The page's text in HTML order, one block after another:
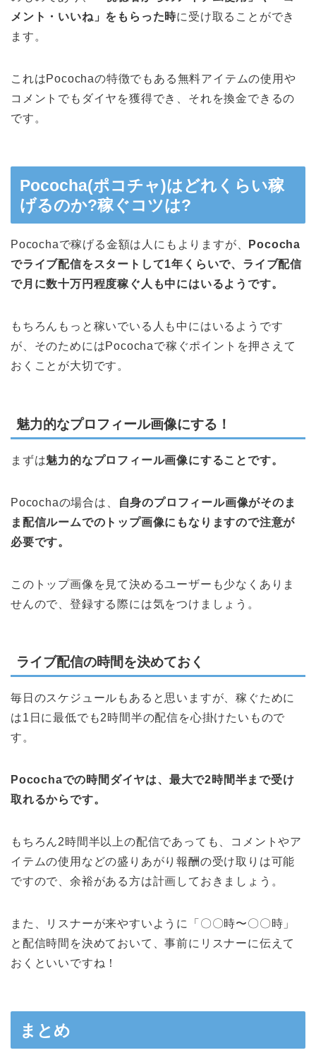
メント・いいね」をもらった時に受け取ることができ
ます。
これはPocochaの特徴でもある無料アイテムの使用や
コメントでもダイヤを獲得でき、それを換金できるの
です。
Pococha(ポコチャ)はどれくらい稼
げるのか?稼ぐコツは?
Pocochaで稼げる金額は人にもよりますが、
Pococha
でライブ配信をスタートして1年くらいで、ライブ配信
で月に数十万円程度稼ぐ人も中にはいるようです。
もちろんもっと稼いでいる人も中にはいるようです
が、そのためにはPocochaで稼ぐポイントを押さえて
おくことが大切です。
魅力的なプロフィール画像にする！
まずは魅力的なプロフィール画像にすることです。
Pocochaの場合は、
自身のプロフィール画像がそのま
ま配信ルームでのトップ画像にもなりますので注意が
必要です。
このトップ画像を見て決めるユーザーも少なくありま
せんので、登録する際には気をつけましょう。
ライブ配信の時間を決めておく
毎日のスケジュールもあると思いますが、稼ぐために
は1日に最低でも2時間半の配信を心掛けたいもので
す。
Pocochaでの時間ダイヤは、最大で2時間半まで受け
取れるからです。
もちろん2時間半以上の配信であっても、コメントやア
イテムの使用などの盛りあがり報酬の受け取りは可能
ですので、余裕がある方は計画しておきましょう。
また、リスナーが来やすいように「〇〇時〜〇〇時」
と配信時間を決めておいて、事前にリスナーに伝えて
おくといいですね！
まとめ